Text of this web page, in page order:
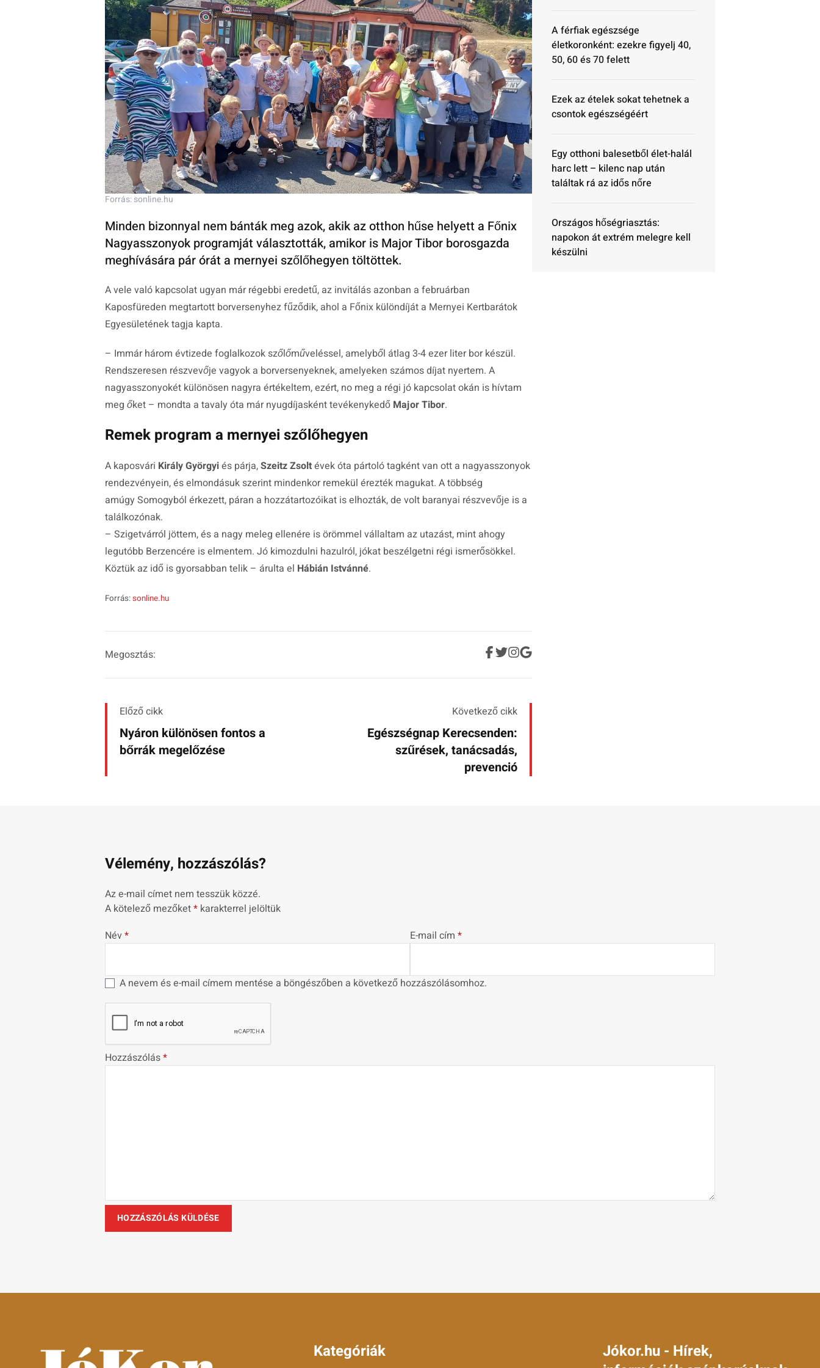
Forrás: sonline.hu
Minden bizonnyal nem bánták meg azok, akik az otthon hűse helyett a Főnix
Nagyasszonyok programját választották, amikor is Major Tibor borosgazda
meghívására pár órát a mernyei szőlőhegyen töltöttek.
A vele való kapcsolat ugyan már régebbi eredetű, az invitálás azonban a februárban
Kaposfüreden megtartott borversenyhez fűződik, ahol a Főnix különdíját a Mernyei Kertbarátok
Egyesületének tagja kapta.
– Immár három évtizede foglalkozok szőlőműveléssel, amelyből átlag 3-4 ezer liter bor készül.
Rendszeresen részvevője vagyok a borversenyeknek, amelyeken számos díjat nyertem. A
nagyasszonyokét különösen nagyra értékeltem, ezért, no meg a régi jó kapcsolat okán is hívtam
meg őket – mondta a tavaly óta már nyugdíjasként tevékenykedő Major Tibor.
Remek program a mernyei szőlőhegyen
A kaposvári Király Györgyiés párja,Szeitz Zsoltévek óta pártoló tagként van ott a nagyasszonyok
rendezvényein, és elmondásuk szerint mindenkor remekül érezték magukat. A többség
amúgy Somogyból érkezett, páran a hozzátartozóikat is elhozták, de volt baranyai részvevője is a
találkozónak.
– Szigetvárról jöttem, és a nagy meleg ellenére is örömmel vállaltam az utazást, mint ahogy
legutóbb Berzencére is elmentem. Jó kimozdulni hazulról, jókat beszélgetni régi ismerősökkel.
Köztük az idő is gyorsabban telik – árulta el Hábián Istvánné.
Forrás:sonline.hu
Megosztás:
Előző cikk
Nyáron különösen fontos a
bőrrák megelőzése
Következő cikk
Egészségnap Kerecsenden:
szűrések, tanácsadás,
prevenció
A férfiak egészsége
életkoronként: ezekre figyelj 40,
50, 60 és 70 felett
Ezek az ételek sokat tehetnek a
csontok egészségéért
Egy otthoni balesetből élet-halál
harc lett – kilenc nap után
találtak rá az idős nőre
Országos hőségriasztás:
napokon át extrém melegre kell
készülni
Vélemény, hozzászólás?
Az e-mail címet nem tesszük közzé.
A kötelező mezőket* karakterrel jelöltük
Név* E-mail cím *
A nevem és e-mail címem mentése a böngészőben a következő hozzászólásomhoz.
Hozzászólás*
Kategóriák
Jókor.hu - Hírek,